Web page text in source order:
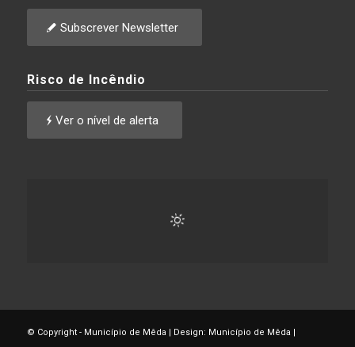
Subscrever Newsletter
Risco de Incêndio
Ver o nível de alerta
© Copyright - Município de Mêda | Design: Município de Mêda |